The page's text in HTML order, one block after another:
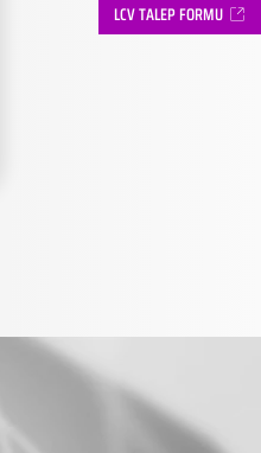
LCV TALEP FORMU